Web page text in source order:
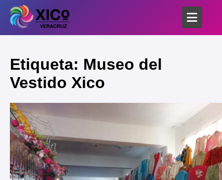
Etiqueta: Museo del
Vestido Xico